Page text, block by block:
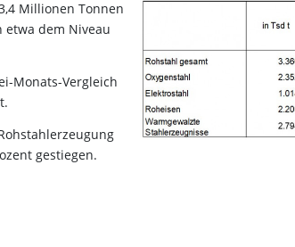
Millionen Tonnen
dem Niveau
Monats-Vergleich
gestiegen.